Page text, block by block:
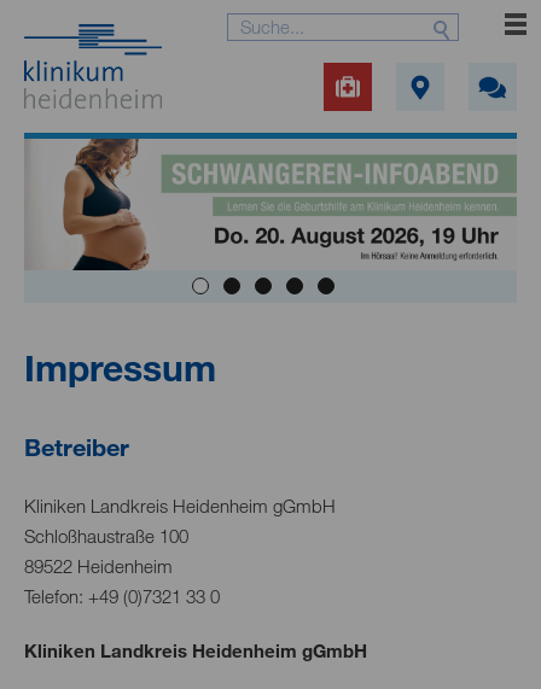
Impressum
Betreiber
Kliniken Landkreis Heidenheim gGmbH
Schloßhaustraße 100
89522 Heidenheim
Telefon: +49 (0)7321 33 0
Kliniken Landkreis Heidenheim gGmbH